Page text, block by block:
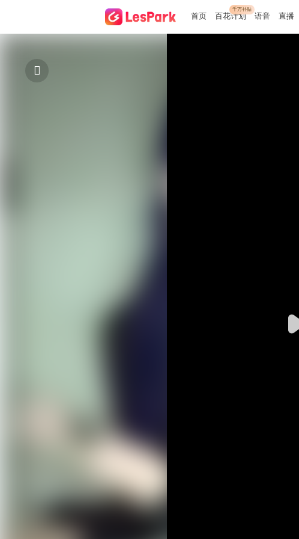
首页
千万补贴
百花计划 语音 直播
